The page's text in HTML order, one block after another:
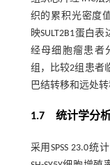
织的累积光密度
映SULT2B1蛋白
经母细胞瘤患者
组，比较2组患者
巴结转移和远处转
1.7 统计学分
采用SPSS 23.0统